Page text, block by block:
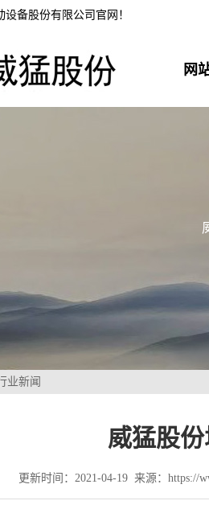
备股份有限公司官网！
网
业新闻
威猛股
更新时间：2021-04-19 来源：https://